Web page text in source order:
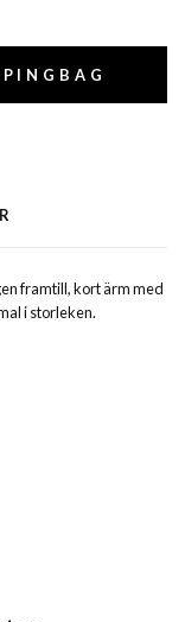
framtill, kort ärm med
i storleken.